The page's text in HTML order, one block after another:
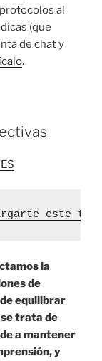
al
(que
de chat y
.
este
la
de
equilibrar
trata de
a mantener
y